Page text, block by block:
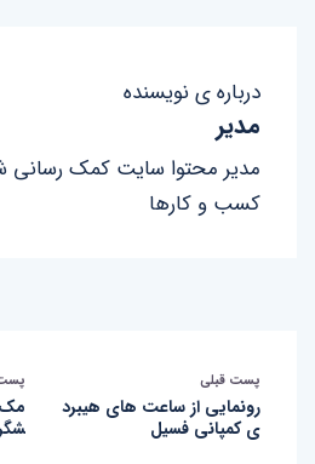
درباره ی نویسنده
مدیر
مدیر محتوا سایت کمک رسانی
کسب و کارها
پست قبلی
رونمایی از ساعت های هیبرد
ی کمپانی فسیل